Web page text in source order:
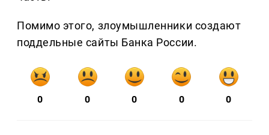
Помимо этого, злоумышленники создают
поддельные сайты Банка России.
0 0 0 0 0